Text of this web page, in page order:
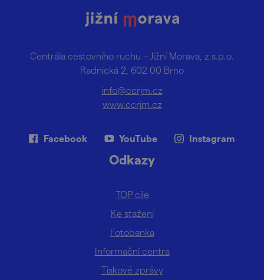
Centrála cestovního ruchu – Jižní Morava, z.s.p.o.
Radnická 2, 602 00 Brno
info@ccrjm.cz
www.ccrjm.cz
Facebook YouTube Instagram
Odkazy
TOP cíle
Ke stažení
Fotobanka
Informační centra
Tiskové zprávy